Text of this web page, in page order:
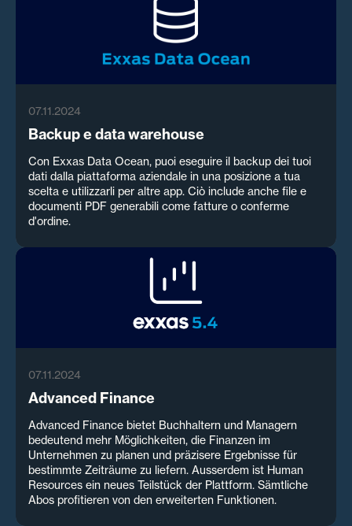
07.11.2024
Backup e data warehouse
Con Exxas Data Ocean, puoi eseguire il backup dei tuoi
dati dalla piattaforma aziendale in una posizione a tua
scelta e utilizzarli per altre app. Ciò include anche file e
documenti PDF generabili come fatture o conferme
d'ordine.
07.11.2024
Advanced Finance
Advanced Finance bietet Buchhaltern und Managern
bedeutend mehr Möglichkeiten, die Finanzen im
Unternehmen zu planen und präzisere Ergebnisse für
bestimmte Zeiträume zu liefern. Ausserdem ist Human
Resources ein neues Teilstück der Plattform. Sämtliche
Abos profitieren von den erweiterten Funktionen.